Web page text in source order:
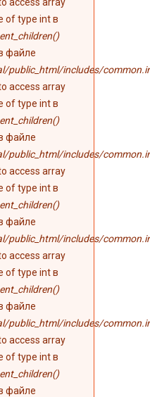
of type int в
файле
public_html/includes/
access array
of type int в
файле
public_html/includes/
access array
of type int в
файле
public_html/includes/
access array
of type int в
файле
public_html/includes/
access array
of type int в
файле